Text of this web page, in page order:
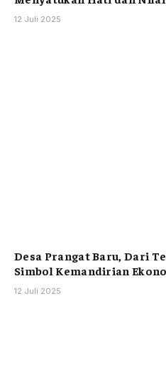
12 Juli 2025
Desa Prangat Baru, Dari
Simbol Kemandirian
12 Juli 2025